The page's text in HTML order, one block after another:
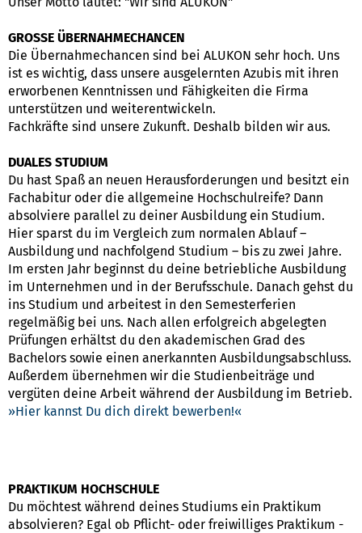
GROSSE ÜBERNAHMECHANCEN
Die Übernahmechancen sind bei ALUKON sehr hoch. Uns
ist es wichtig, dass unsere ausgelernten Azubis mit ihren
erworbenen Kenntnissen und Fähigkeiten die Firma
unterstützen und weiterentwickeln.
Fachkräfte sind unsere Zukunft. Deshalb bilden wir aus.
DUALES STUDIUM
Du hast Spaß an neuen Herausforderungen und besitzt ein
Fachabitur oder die allgemeine Hochschulreife? Dann
absolviere parallel zu deiner Ausbildung ein Studium.
Hier sparst du im Vergleich zum normalen Ablauf –
Ausbildung und nachfolgend Studium – bis zu zwei Jahre.
Im ersten Jahr beginnst du deine betriebliche Ausbildung
im Unternehmen und in der Berufsschule. Danach gehst du
ins Studium und arbeitest in den Semesterferien
regelmäßig bei uns. Nach allen erfolgreich abgelegten
Prüfungen erhältst du den akademischen Grad des
Bachelors sowie einen anerkannten Ausbildungsabschluss.
Außerdem übernehmen wir die Studienbeiträge und
vergüten deine Arbeit während der Ausbildung im Betrieb.
Hier kannst Du dich direkt bewerben!
PRAKTIKUM HOCHSCHULE
Du möchtest während deines Studiums ein Praktikum
absolvieren? Egal ob Pflicht- oder freiwilliges Praktikum -